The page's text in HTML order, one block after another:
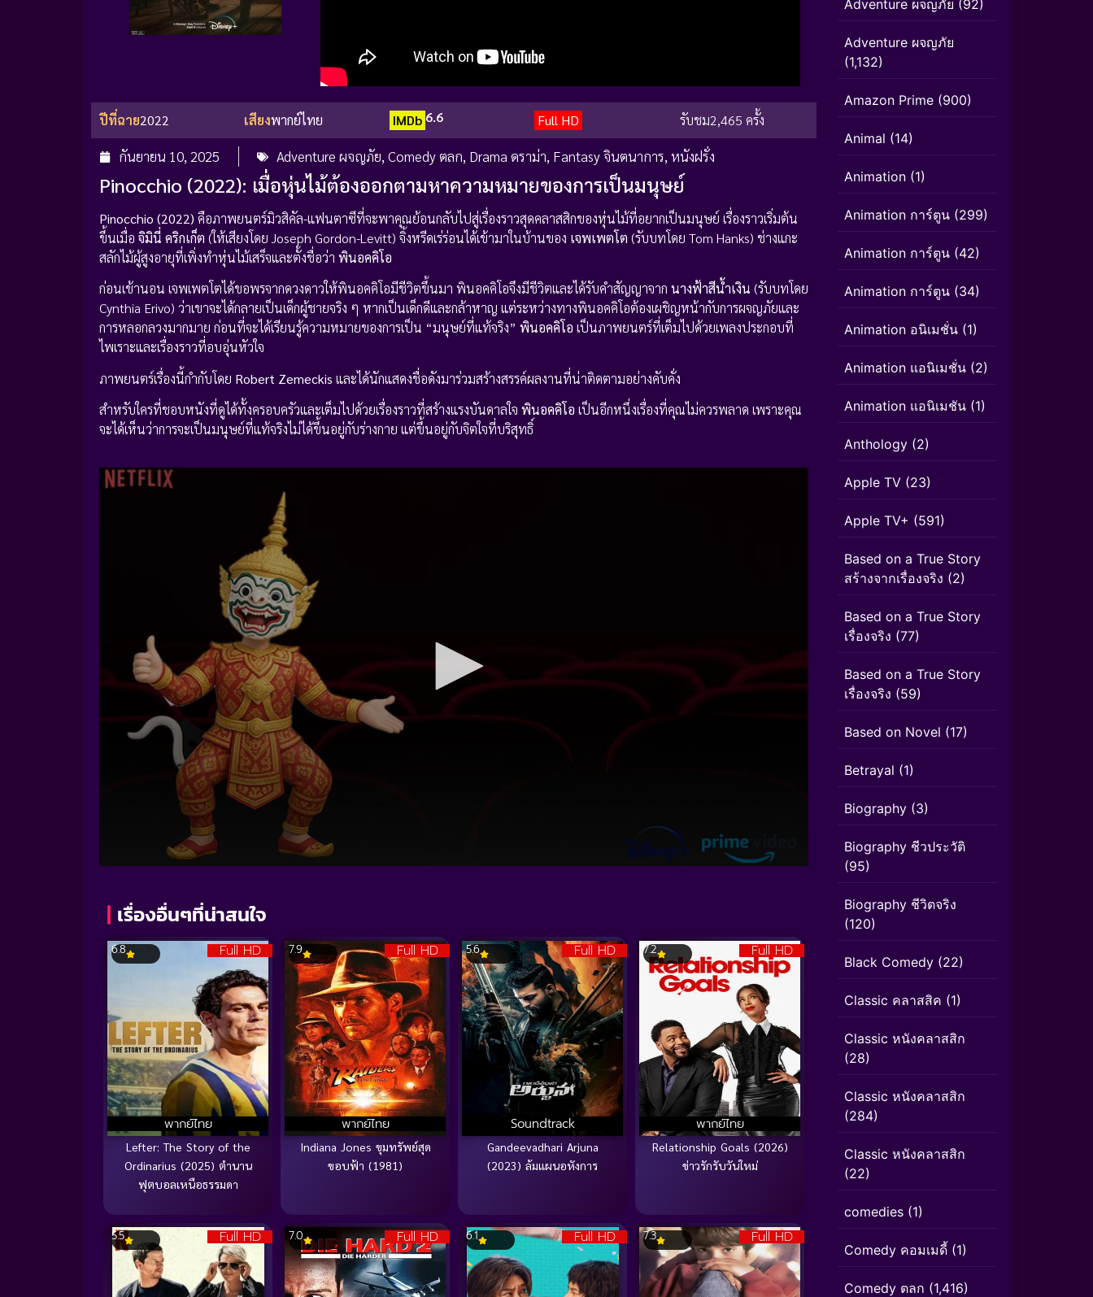
ปีที่ฉาย2022 เสียงพากย์ไทย IMDb 6.6 Full HD รับชม2,465 ครั้ง
กันยายน 10, 2025 Adventure ผจญภัย, Comedy ตลก, Drama ดราม่า, Fantasy จินตนาการ, หนังฝรั่ง
Pinocchio (2022): เมื่อหุ่นไม้ต้องออกตามหาความหมายของการเป็นมนุษย์
Pinocchio (2022) คือภาพยนตร์มิวสิคัล-แฟนตาซีที่จะพาคุณย้อนกลับไปสู่เรื่องราวสุดคลาสสิกของหุ่นไม้ที่อยากเป็นมนุษย์ เรื่องราวเริ่มต้น
ขึ้นเมื่อ จิมินี่ คริกเก็ต (ให้เสียงโดย Joseph Gordon-Levitt) จิ้งหรีดเร่ร่อนได้เข้ามาในบ้านของ เจพเพตโต (รับบทโดย Tom Hanks) ช่างแกะ
สลักไม้ผู้สูงอายุที่เพิ่งทำหุ่นไม้เสร็จและตั้งชื่อว่า พินอคคิโอ
ก่อนเข้านอน เจพเพตโตได้ขอพรจากดวงดาวให้พินอคคิโอมีชีวิตขึ้นมา พินอคคิโอจึงมีชีวิตและได้รับคำสัญญาจาก นางฟ้าสีน้ำเงิน (รับบทโดย
Cynthia Erivo) ว่าเขาจะได้กลายเป็นเด็กผู้ชายจริง ๆ หากเป็นเด็กดีและกล้าหาญ แต่ระหว่างทางพินอคคิโอต้องเผชิญหน้ากับการผจญภัยและ
การหลอกลวงมากมาย ก่อนที่จะได้เรียนรู้ความหมายของการเป็น “มนุษย์ที่แท้จริง” พินอคคิโอ เป็นภาพยนตร์ที่เต็มไปด้วยเพลงประกอบที่
ไพเราะและเรื่องราวที่อบอุ่นหัวใจ
ภาพยนตร์เรื่องนี้กำกับโดย Robert Zemeckis และได้นักแสดงชื่อดังมาร่วมสร้างสรรค์ผลงานที่น่าติดตามอย่างคับคั่ง
สำหรับใครที่ชอบหนังที่ดูได้ทั้งครอบครัวและเต็มไปด้วยเรื่องราวที่สร้างแรงบันดาลใจ พินอคคิโอ เป็นอีกหนึ่งเรื่องที่คุณไม่ควรพลาด เพราะคุณ
จะได้เห็นว่าการจะเป็นมนุษย์ที่แท้จริงไม่ได้ขึ้นอยู่กับร่างกาย แต่ขึ้นอยู่กับจิตใจที่บริสุทธิ์
เรื่องอื่นๆที่น่าสนใจ
Full HD
พากย์ไทย
6.8
Lefter: The Story of the
Ordinarius (2025) ตำนาน
ฟุตบอลเหนือธรรมดา
Full HD
พากย์ไทย
7.9
Indiana Jones ขุมทรัพย์สุด
ขอบฟ้า (1981)
Full HD
Soundtrack
5.6
Gandeevadhari Arjuna
(2023) ล้มแผนอหังการ
Full HD
พากย์ไทย
7.2
Relationship Goals (2026)
ข่าวรักรับวันใหม่
Full HD
5.5 Full HD
7.0 Full HD
6.1 Full HD
7.3
Adventure ผจญภัย (92)
Adventure ผจญภัย
(1,132)
Amazon Prime (900)
Animal (14)
Animation (1)
Animation การ์ตูน (299)
Animation การ์ตูน (42)
Animation การ์ตูน (34)
Animation อนิเมชั่น (1)
Animation แอนิเมชั่น (2)
Animation แอนิเมชัน (1)
Anthology (2)
Apple TV (23)
Apple TV+ (591)
Based on a True Story
สร้างจากเรื่องจริง (2)
Based on a True Story
เรื่องจริง (77)
Based on a True Story
เรื่องจริง (59)
Based on Novel (17)
Betrayal (1)
Biography (3)
Biography ชีวประวัติ
(95)
Biography ชีวิตจริง
(120)
Black Comedy (22)
Classic คลาสสิค (1)
Classic หนังคลาสสิก
(28)
Classic หนังคลาสสิก
(284)
Classic หนังคลาสสิก
(22)
comedies (1)
Comedy คอมเมดี้ (1)
Comedy ตลก (1,416)